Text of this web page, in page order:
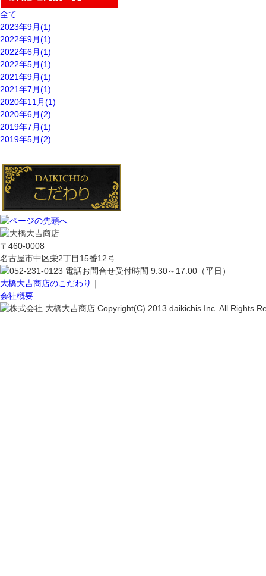
全て
2023年9月(1)
2022年9月(1)
2022年6月(1)
2022年5月(1)
2021年9月(1)
2021年7月(1)
2020年11月(1)
2020年6月(2)
2019年7月(1)
2019年5月(2)
〒460-0008
名古屋市中区栄2丁目15番12号
大橋大吉商店のこだわり ｜
会社概要